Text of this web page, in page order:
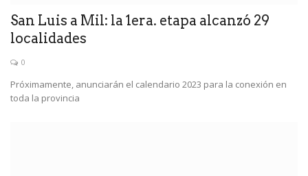
San Luis a Mil: la 1era. etapa alcanzó 29
localidades
0
Próximamente, anunciarán el calendario 2023 para la conexión en
toda la provincia